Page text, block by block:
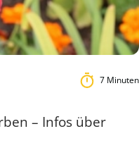
7 Minuten
– Infos über